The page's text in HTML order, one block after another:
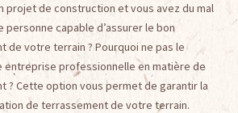
projet de construction et vous avez du mal
personne capable d’assurer le bon
de votre terrain ? Pourquoi ne pas le
entreprise professionnelle en matière de
? Cette option vous permet de garantir la
de terrassement de votre terrain.